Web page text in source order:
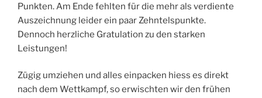
Punkten. Am Ende fehlten für die mehr als verdiente
Auszeichnung leider ein paar Zehntelspunkte.
Dennoch herzliche Gratulation zu den starken
Leistungen!
Zügig umziehen und alles einpacken hiess es direkt
nach dem Wettkampf, so erwischten wir den frühen